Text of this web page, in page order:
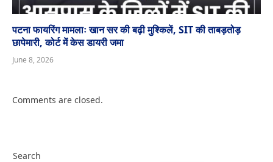
पटना फायरिंग मामलाः खान सर की बढ़ी मुश्किलें, SIT की ताबड़तोड़
छापेमारी, कोर्ट में केस डायरी जमा
June 8, 2026
Comments are closed.
Search